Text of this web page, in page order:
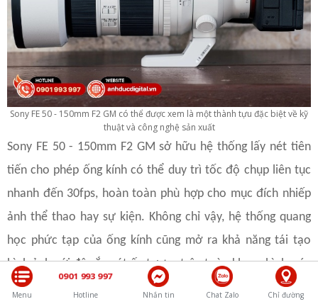
Sony FE 50 - 150mm F2 GM có thể được xem là một thành tựu đặc biệt về kỹ
thuật và công nghệ sản xuất
Sony FE 50 - 150mm F2 GM sở hữu hệ thống lấy nét tiên
tiến cho phép ống kính có thể duy trì tốc độ chụp liên tục
nhanh đến 30fps, hoàn toàn phù hợp cho mục đích nhiếp
ảnh thể thao hay sự kiện. Không chỉ vậy, hệ thống quang
học phức tạp của ống kính cũng mở ra khả năng tái tạo
hình ảnh với độ sắc nét ấn tượng trên toàn khung hình, các
quang sai đều được xử lý tốt và khả năng xóa phông mềm
Menu
0901 993 997
Hotline Nhắn tin Chat Zalo Chỉ đường